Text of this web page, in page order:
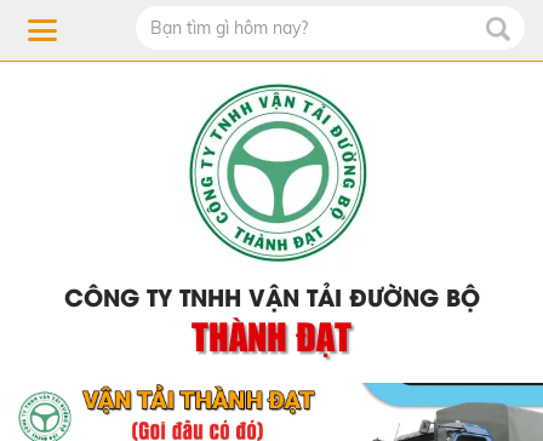
CÔNG TY TNHH VẬN TẢI ĐƯỜNG BỘ
THÀNH ĐẠT